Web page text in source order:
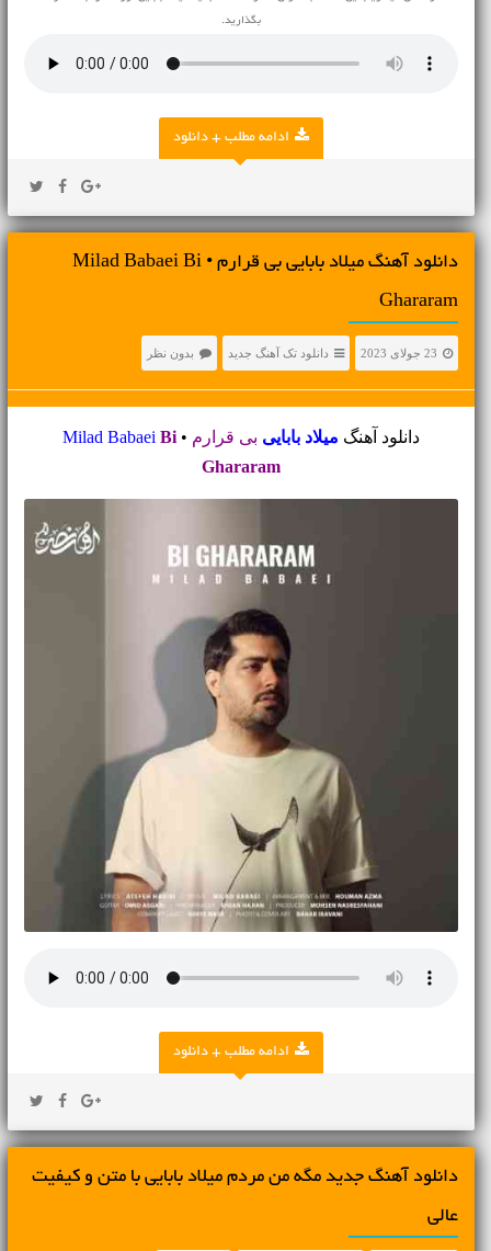
بگذارید.
ادامه مطلب + دانلود
دانلود آهنگ میلاد بابایی بی قرارم • Milad Babaei Bi
Ghararam
23 جولای 2023 دانلود تک آهنگ جدید بدون نظر
دانلود آهنگ میلاد بابایی بی قرارم •
Milad Babaei Bi
Ghararam
ادامه مطلب + دانلود
دانلود آهنگ جديد مگه من مردم میلاد بابایی با متن و کیفیت
عالی